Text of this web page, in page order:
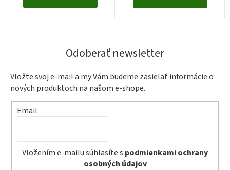
Odoberať newsletter
Vložte svoj e-mail a my Vám budeme zasielať informácie o
nových produktoch na našom e-shope.
Email
Vložením e-mailu súhlasíte s podmienkami ochrany
osobných údajov